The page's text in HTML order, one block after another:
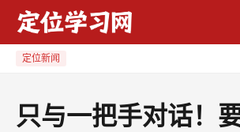
定位新闻
只与一把手对话！